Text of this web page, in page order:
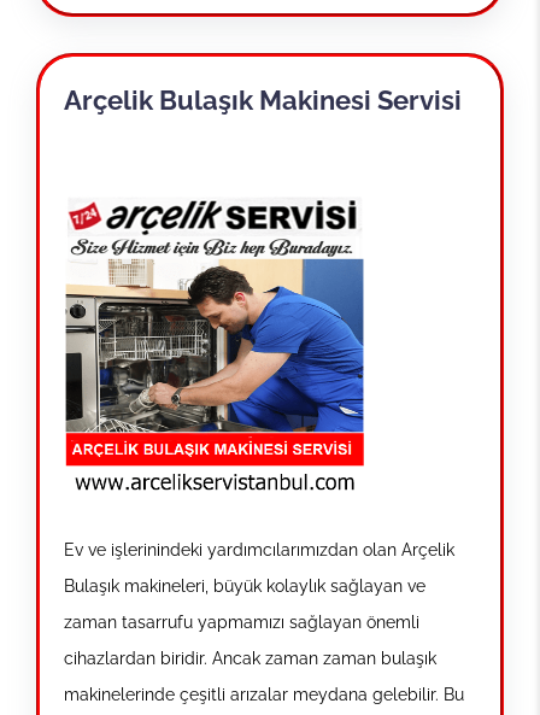
Arçelik Bulaşık Makinesi Servisi
Ev ve işlerinindeki yardımcılarımızdan olan Arçelik
Bulaşık makineleri, büyük kolaylık sağlayan ve
zaman tasarrufu yapmamızı sağlayan önemli
cihazlardan biridir. Ancak zaman zaman bulaşık
makinelerinde çeşitli arızalar meydana gelebilir. Bu